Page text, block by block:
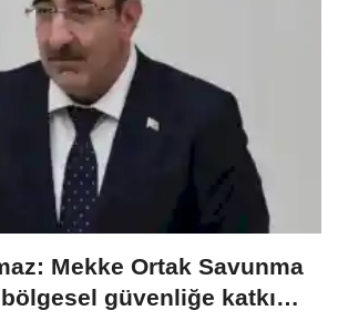
Mekke Ortak Savunma
güvenliğe katkı